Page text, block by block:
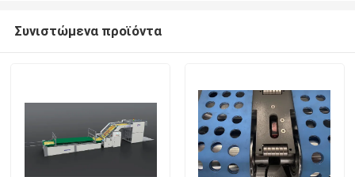
Συνιστώμενα προϊόντα